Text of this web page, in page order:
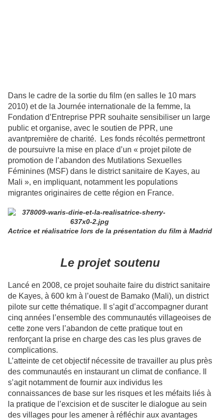
Dans le cadre de la sortie du film (en salles le 10 mars
2010) et de la Journée internationale de la femme, la
Fondation d’Entreprise PPR souhaite sensibiliser un large
public et organise, avec le soutien de PPR, une
avantpremière de charité. Les fonds récoltés permettront
de poursuivre la mise en place d’un « projet pilote de
promotion de l’abandon des Mutilations Sexuelles
Féminines (MSF) dans le district sanitaire de Kayes, au
Mali », en impliquant, notamment les populations
migrantes originaires de cette région en France.
Actrice et réalisatrice lors de la présentation du film à Madrid
Le projet soutenu
Lancé en 2008, ce projet souhaite faire du district sanitaire
de Kayes, à 600 km à l’ouest de Bamako (Mali), un district
pilote sur cette thématique. Il s’agit d’accompagner durant
cinq années l’ensemble des communautés villageoises de
cette zone vers l’abandon de cette pratique tout en
renforçant la prise en charge des cas les plus graves de
complications.
L’atteinte de cet objectif nécessite de travailler au plus près
des communautés en instaurant un climat de confiance. Il
s’agit notamment de fournir aux individus les
connaissances de base sur les risques et les méfaits liés à
la pratique de l’excision et de susciter le dialogue au sein
des villages pour les amener à réfléchir aux avantages